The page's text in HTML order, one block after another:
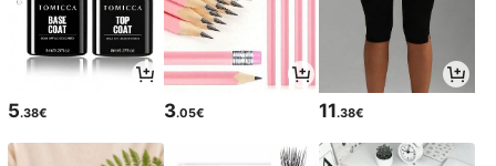
5.38€ 3.05€ 11.38€